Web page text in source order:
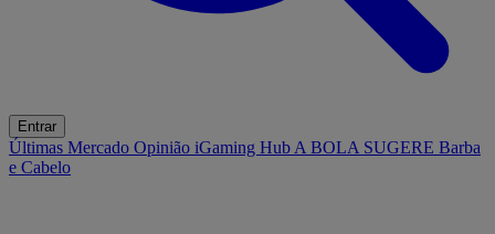
Entrar
Últimas Mercado Opinião iGaming Hub A BOLA SUGERE Barba
e Cabelo